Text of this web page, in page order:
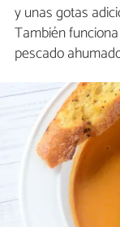
y unas gotas
También
pescado